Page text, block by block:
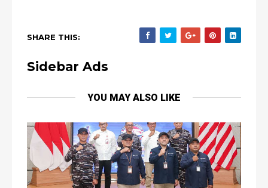
SHARE THIS:
Sidebar Ads
YOU MAY ALSO LIKE